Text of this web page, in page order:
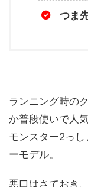
つま
ランニング時の
か普段使いで人
モンスター2っ
ーモデル。
悪口はさておき